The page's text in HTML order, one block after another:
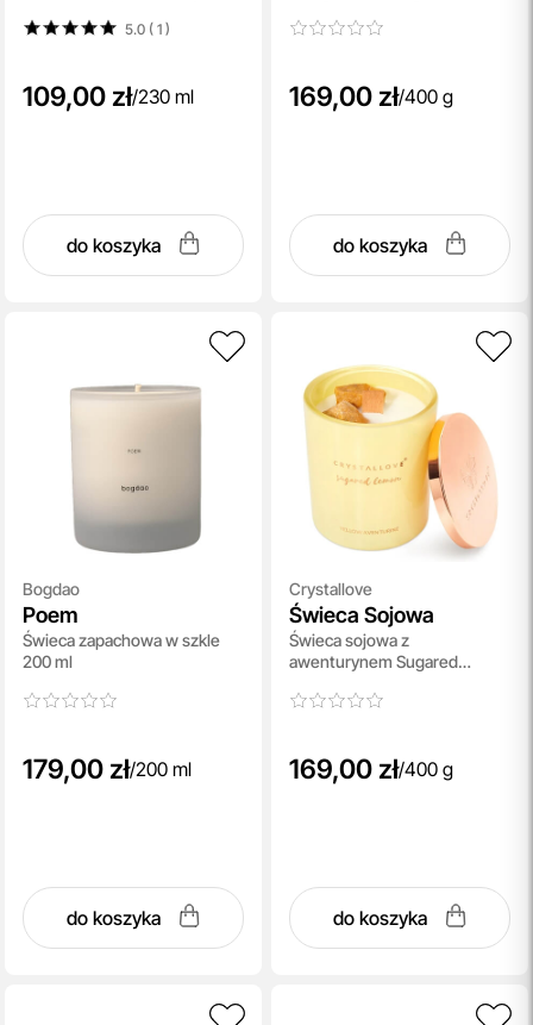
5.0 ( 1)
109,00 zł/230 ml
do koszyka
169,00 zł/400 g
do koszyka
Bogdao
Poem
Świeca zapachowa w szkle
200 ml
179,00 zł/200 ml
do koszyka
Crystallove
Świeca Sojowa
Świeca sojowa z
awenturynem Sugared
169,00 zł/400 g
do koszyka